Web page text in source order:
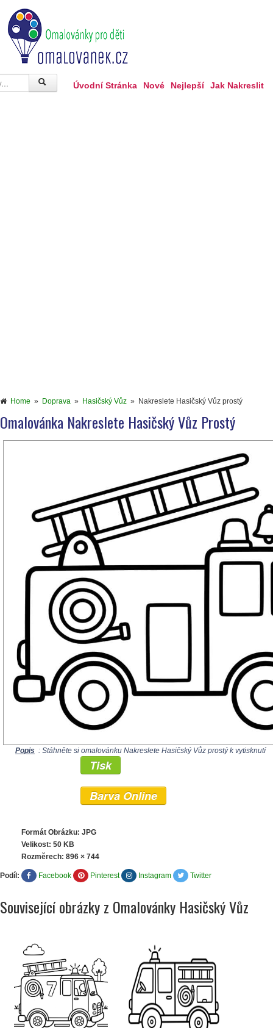
Úvodní Stránka Nové Nejlepší Jak Nakreslit
Home » Doprava » Hasičský Vůz » Nakreslete Hasičský Vůz prostý
Omalovánka Nakreslete Hasičský Vůz Prostý
Popis : Stáhněte si omalovánku Nakreslete Hasičský Vůz prostý k vytisknutí
Tisk
Barva Online
Formát Obrázku: JPG
Velikost: 50 KB
Rozměrech: 896 × 744
Podíl: Facebook Pinterest Instagram Twitter
Související obrázky z Omalovánky Hasičský Vůz